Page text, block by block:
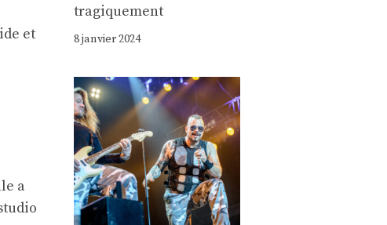
et
a
tragiquement
8 janvier 2024